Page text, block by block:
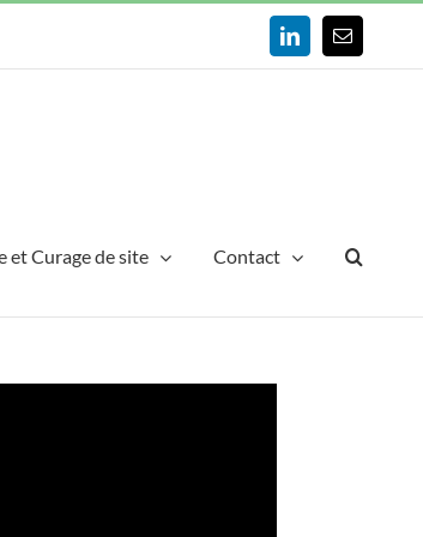
LinkedInEmail
et Curage de site Contact